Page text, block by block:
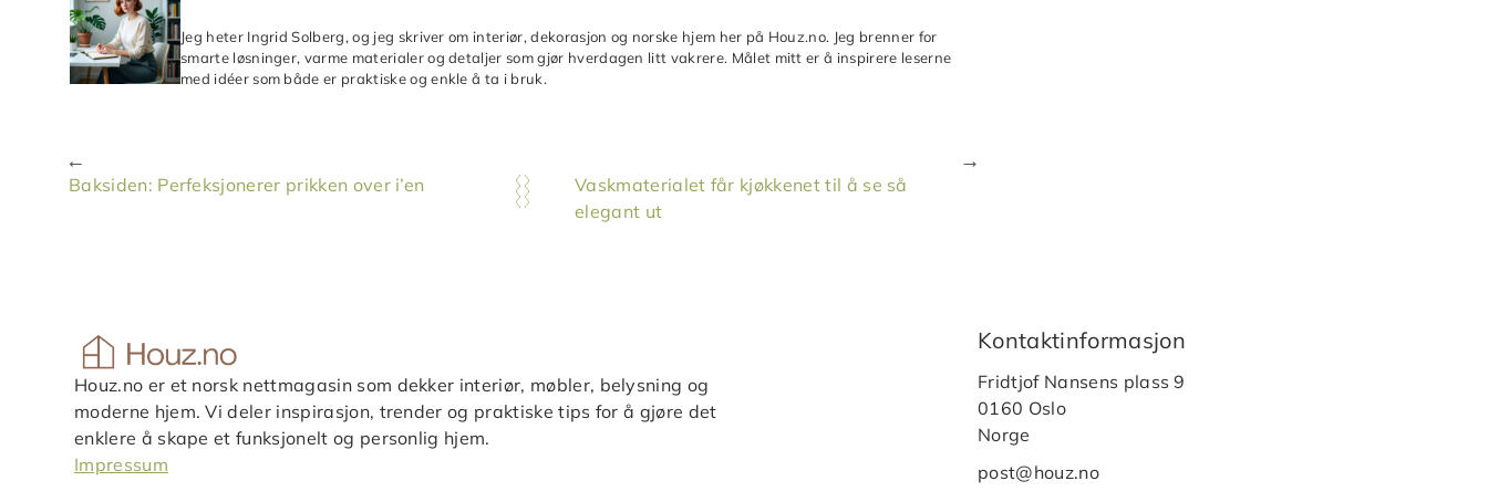
Jeg heter Ingrid Solberg, og jeg skriver om interiør, dekorasjon og norske hjem her på Houz.no. Jeg brenner for
smarte løsninger, varme materialer og detaljer som gjør hverdagen litt vakrere. Målet mitt er å inspirere leserne
med idéer som både er praktiske og enkle å ta i bruk.
Baksiden: Perfeksjonerer prikken over i’en
Vaskmaterialet får kjøkkenet til å se så
elegant ut
Houz.no er et norsk nettmagasin som dekker interiør, møbler, belysning og
moderne hjem. Vi deler inspirasjon, trender og praktiske tips for å gjøre det
enklere å skape et funksjonelt og personlig hjem.
Impressum
Kontaktinformasjon
Fridtjof Nansens plass 9
0160 Oslo
Norge
post@houz.no